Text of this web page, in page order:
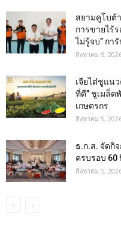
สยามคูโบต้
การขายไร้
ไม่รู้จบ” กา
สิงหาคม 5,
เจียไต๋ชูแน
ที่ดี” ชูเมล็ด
เกษตรกร
สิงหาคม 5,
ธ.ก.ส. จัดกิ
ครบรอบ
สิงหาคม 5,